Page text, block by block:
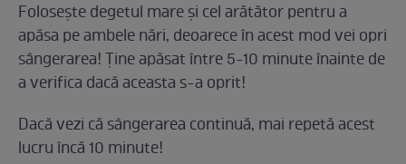
Folosește degetul mare și cel arătător pentru a
apăsa pe ambele nări, deoarece în acest mod vei opri
sângerarea! Ține apăsat între 5-10 minute înainte de
a verifica dacă aceasta s-a oprit!
Dacă vezi că sângerarea continuă, mai repetă acest
lucru încă 10 minute!